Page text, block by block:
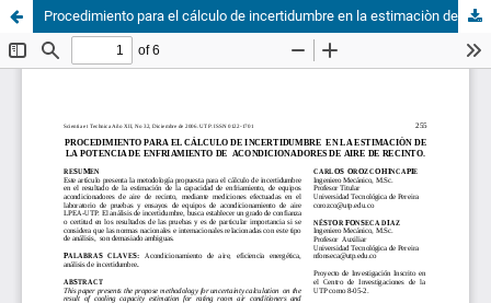
Procedimiento para el cálculo de incertidumbre en la estimaciòn de la potencia de enfriamiento de acondicionadores de aire de recinto